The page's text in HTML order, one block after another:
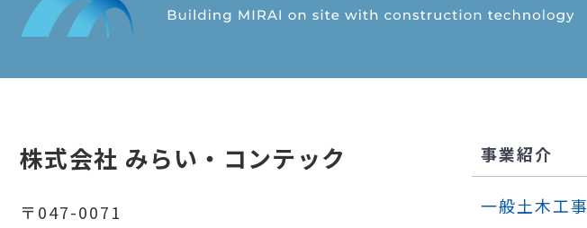
株式会社 みらい・コンテック
〒047-0071
事業紹介
一般土木工事